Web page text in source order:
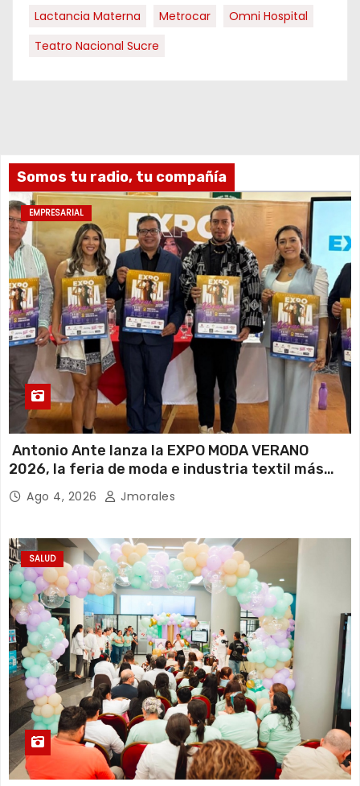
Lactancia Materna
Metrocar
Omni Hospital
Teatro Nacional Sucre
Somos tu radio, tu compañía
EMPRESARIAL
Antonio Ante lanza la EXPO MODA VERANO
2026, la feria de moda e industria textil más
importante del Ecuador
Ago 4, 2026 Jmorales
SALUD